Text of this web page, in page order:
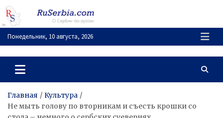
Перейти
содержимому
Понедельник, 10 августа, 2026
RuSerbia.com
О Сербии – по-русски
Главная
Культура
Не мыть голову по вторникам и съесть крошки со